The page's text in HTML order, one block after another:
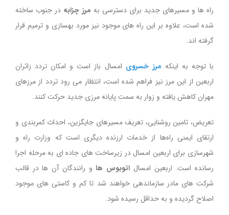
راه ها و مسیرهای جدید برای دسترسی به مرز چزابه در جنوب ساخته
شده است، علاوه بر این راه های موجود نیز مورد بهسازی و ترمیم قرار
گرفته اند.
با توجه به اینکه مرز خسروی امسال باز است و امکان تردد زائران
اربعین از این مرز نیز فراهم شده است، انتظار می رود تردد از مرزهای
مهران کاهش یافته و زوار به سمت پایانه مرزی جدید حرکت کنند.
تعریض، تامین روشنایی، تعریف‌ مسیرهای جایگزین، احداث کمربندی و
ارتقای ایمنی راه‌ها از خدمات ارزنده دیگری است که وزارت راه و
شهرسازی برای اربعین امسال در زیرساخت های جاده ای به مرحله اجرا
رسانده است. اربعین امسال اتوبوس ها و رانندگان آن ها در قالب
شرکت های مادر سازماندهی خواهند شد تا کم و کاستی های موجود
اصلاح گردیده و به حداقل رسیده شود.